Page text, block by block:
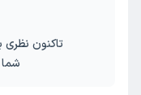
تاکنون
شما